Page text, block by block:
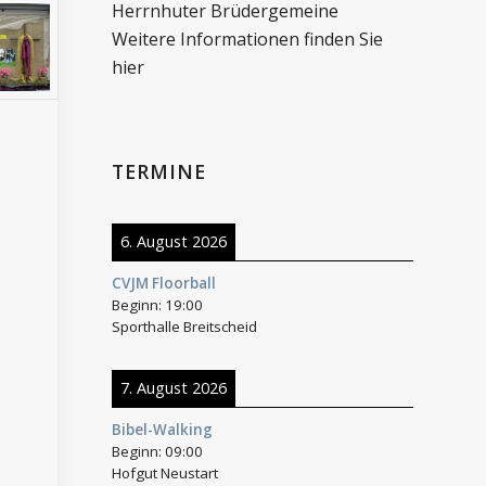
Herrnhuter Brüdergemeine
Weitere Informationen finden Sie
hier
TERMINE
6. August 2026
CVJM Floorball
Beginn: 19:00
Sporthalle Breitscheid
7. August 2026
Bibel-Walking
Beginn:09:00
Hofgut Neustart